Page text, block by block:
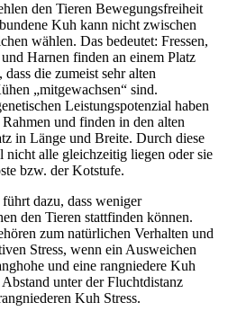
den Tieren Bewegungsfreiheit
Kuh kann nicht zwischen
wählen. Das bedeutet: Fressen,
Harnen finden an einem Platz
die zumeist sehr alten
„mitgewachsen“ sind.
Leistungspotenzial haben
und finden in den alten
in Länge und Breite. Durch diese
nicht alle gleichzeitig liegen oder sie
bzw. der Kotstufe.
dazu, dass weniger
den Tieren stattfinden können.
zum natürlichen Verhalten und
Stress, wenn ein Ausweichen
und eine rangniedere Kuh
unter der Fluchtdistanz
Kuh Stress.